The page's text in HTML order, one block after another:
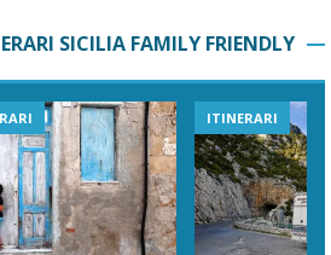
SICILIA FAMILY FRIENDLY
ITINERARI